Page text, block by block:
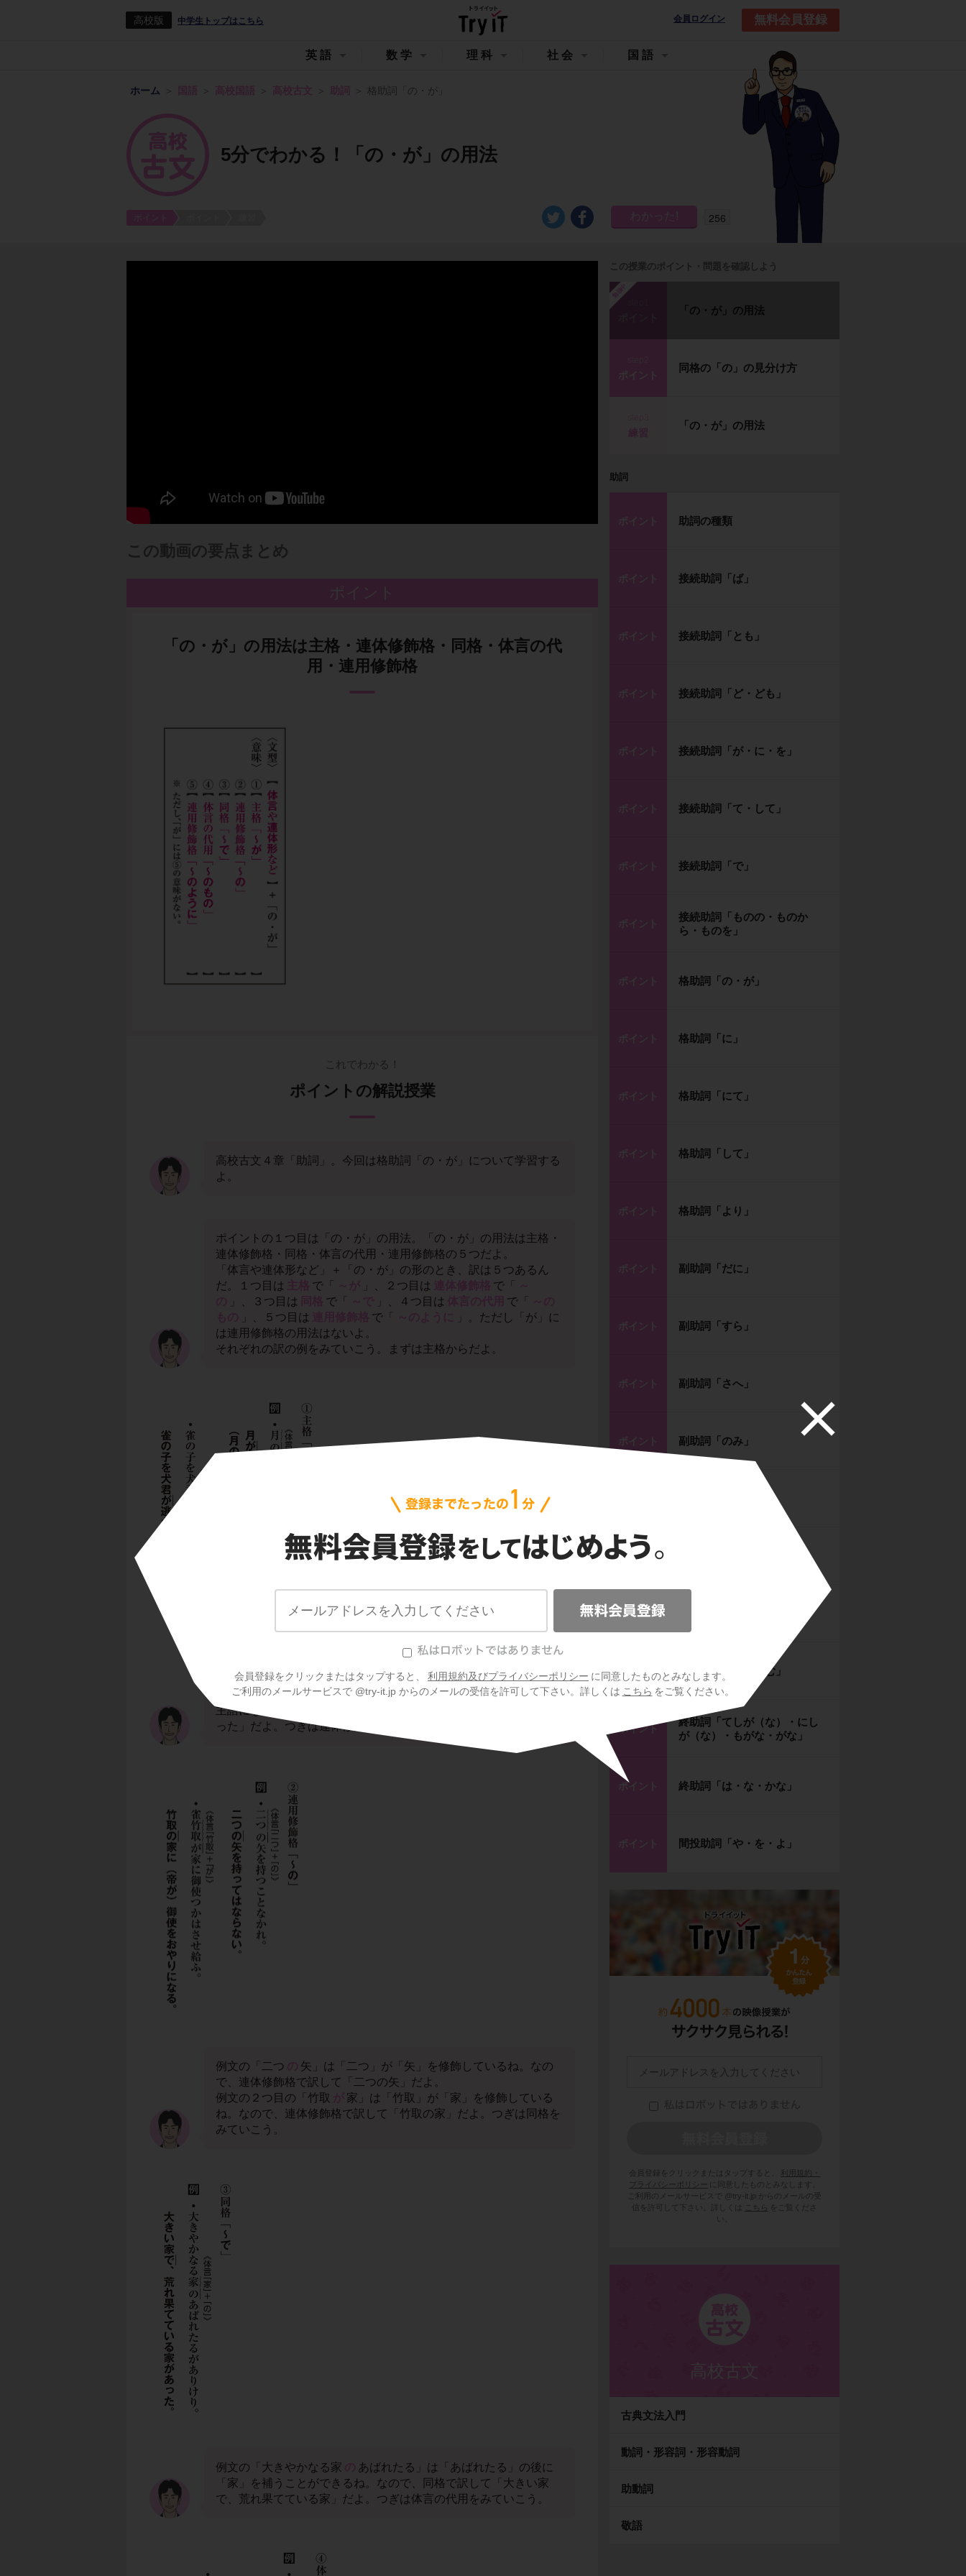
高校版 中学生トップはこちら 会員ログイン 無料会員登録
会員登録をクリックまたはタップすると、 利用規約及びプライバシーポリシー に同意したものとみなします。
ご利用のメールサービスで @try-it.jp からのメールの受信を許可して下さい。詳しくは こちら をご覧ください。
英語 数学 理科 社会 国語
ホーム 国語 高校国語 高校古文 助詞 格助詞「の・が」
5分でわかる！「の・が」の用法
256
この動画の要点まとめ
ポイント
「の・が」の用法は主格・連体修飾格・同格・体言の代
用・連用修飾格
これでわかる！
ポイントの解説授業
高校古文４章「助詞」。今回は格助詞「の・が」について学習する
よ。
ポイントの１つ目は「の・が」の用法。「の・が」の用法は主格・
連体修飾格・同格・体言の代用・連用修飾格の５つだよ。
「体言や連体形など」＋「の・が」の形のとき、訳は５つあるん
だ。１つ目は
で「 」、２つ目は で「
」、３つ目は で「 」、４つ目は で「
」、５つ目は で「
」。ただし「が」に
は連用修飾格の用法はないよ。
それぞれの訳の例をみていこう。まずは主格からだよ。
るね。なので、主格で訳して「月が出たような」だよ。
例文の２つ目の「犬君が 逃がしつる」は「犬君」が「逃がす」の
主語になっているね。なので、主格で訳して「犬君が逃がしてしま
った」だよ。つぎは連体修飾格をみていこう。
例文の「二つ
矢」は「二つ」が「矢」を修飾しているね。なの
で、連体修飾格で訳して「二つの矢」だよ。
例文の２つ目の「竹取
家」は「竹取」が「家」を修飾している
ね。なので、連体修飾格で訳して「竹取の家」だよ。つぎは同格を
みていこう。
例文の「大きやかなる家
あばれたる」は「あばれたる」の後に
「家」を補うことができるね。なので、同格で訳して「大きい家
で、荒れ果てている家」だよ。つぎは体言の代用をみていこう。
この授業のポイント・問題を確認しよう
勉強中
「の・が」の用法
ポイント
同格の「の」の見分け方
「の・が」の用法
助詞
ポイント 助詞の種類
ポイント 接続助詞「ば」
ポイント 接続助詞「とも」
ポイント 接続助詞「ど・ども」
ポイント 接続助詞「が・に・を」
ポイント 接続助詞「て・して」
ポイント 接続助詞「で」
ポイント
接続助詞「ものの・ものか
ら・ものを」
ポイント 格助詞「の・が」
ポイント 格助詞「に」
ポイント 格助詞「にて」
ポイント 格助詞「して」
ポイント 格助詞「より」
ポイント 副助詞「だに」
ポイント 副助詞「すら」
ポイント 副助詞「さへ」
ポイント 副助詞「のみ」
ポイント
ポイント
ポイント 終助詞「ばや・なむ」
ポイント
終助詞「てしが（な）・にし
が（な）・もがな・がな」
ポイント 終助詞「は・な・かな」
ポイント 間投助詞「や・を・よ」
会員登録をクリックまたはタップすると、
利用規約・
プライバシーポリシー
に同意したものとみなします。
ご利用のメールサービスで @try-it.jp からのメールの受
信を許可して下さい。詳しくは
こちら
をご覧くださ
い。
高校古文
古典文法入門
動詞・形容詞・形容動詞
助動詞
敬語